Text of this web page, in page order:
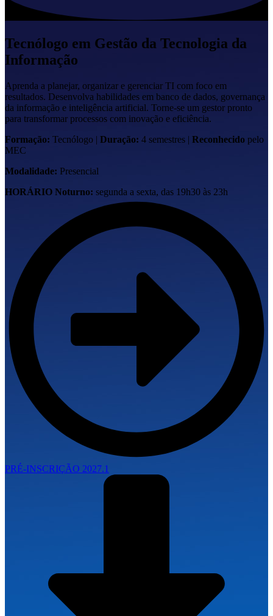
Tecnólogo em Gestão da Tecnologia da
Informação
Aprenda a planejar, organizar e gerenciar TI com foco em
resultados. Desenvolva habilidades em banco de dados, governança
da informação e inteligência artificial. Torne-se um gestor pronto
para transformar processos com inovação e eficiência.
Formação: Tecnólogo | Duração: 4 semestres | Reconhecido pelo
MEC
Modalidade: Presencial
HORÁRIO Noturno: segunda a sexta, das 19h30 às 23h
PRÉ-INSCRIÇÃO 2027.1